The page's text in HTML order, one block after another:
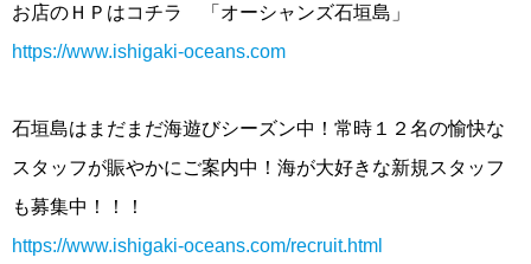
お店のＨＰはコチラ 「オーシャンズ石垣島」
https://www.ishigaki-oceans.com
石垣島はまだまだ海遊びシーズン中！常時１２名の愉快な
スタッフが賑やかにご案内中！海が大好きな新規スタッフ
も募集中！！！
https://www.ishigaki-oceans.com/recruit.html